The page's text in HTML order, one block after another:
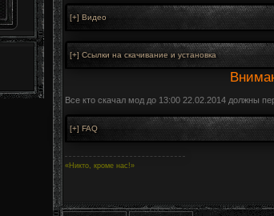
Все кто скачал мод до 13:00 22.02.2014 должны
«Никто, кроме нас!»